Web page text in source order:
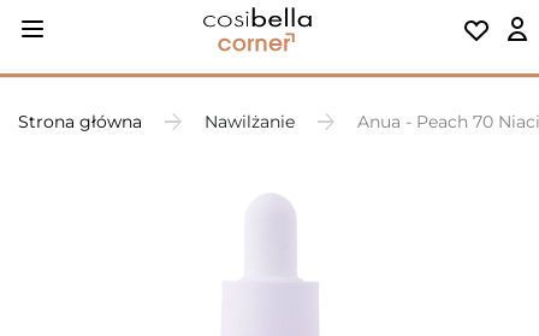
Strona główna Nawilżanie Anua - Peach 70